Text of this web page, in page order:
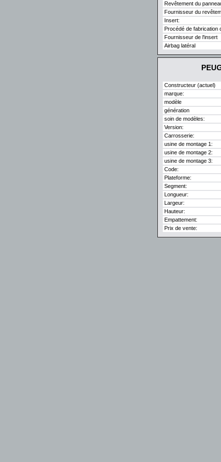
Revêtement du
Fournisseur du
Insert:
Procédé de fabrication
Fournisseur de l'insert
Airbag latéral
Constructeur (actuel)
marque:
modèle
génération
soin de modèles:
Version:
Carrosserie:
usine de montage 1:
usine de montage 2:
usine de montage 3:
Code:
Plateforme:
Segment:
Longueur:
Largeur:
Hauteur:
Empattement:
Prix de vente: